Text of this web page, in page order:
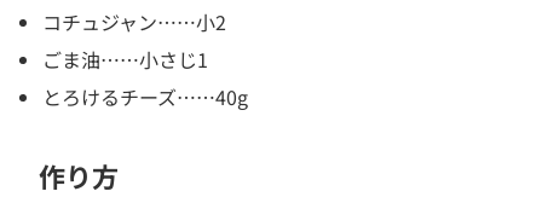
コチュジャン……小2
ごま油……小さじ1
とろけるチーズ……40g
作り方